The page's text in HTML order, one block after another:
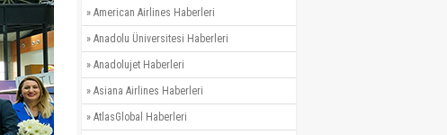
» American Airlines Haberleri
» Anadolu Üniversitesi Haberleri
» Anadolujet Haberleri
» Asiana Airlines Haberleri
» AtlasGlobal Haberleri